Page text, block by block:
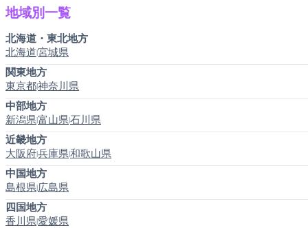
地域別一覧
北海道・東北地方
北海道|宮城県
関東地方
東京都|神奈川県
中部地方
新潟県|富山県|石川県
近畿地方
大阪府|兵庫県|和歌山県
中国地方
島根県|広島県
四国地方
香川県|愛媛県